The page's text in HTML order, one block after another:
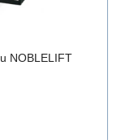
NOBLELIFT